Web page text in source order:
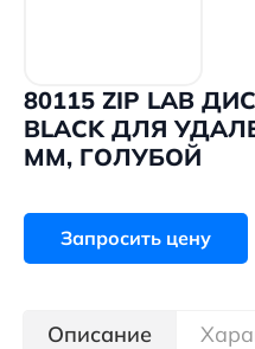
80115 ZIP LAB
BLACK ДЛЯ
ММ, ГОЛУБОЙ
Запросить цену
Описание